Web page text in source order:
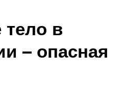
в
– опасная